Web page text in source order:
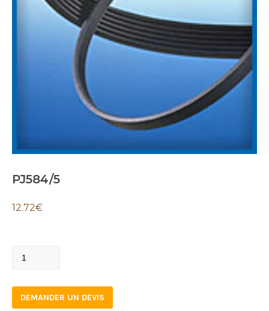
PJ584/5
12.72€
PJ584/5
DEMANDER UN DEVIS